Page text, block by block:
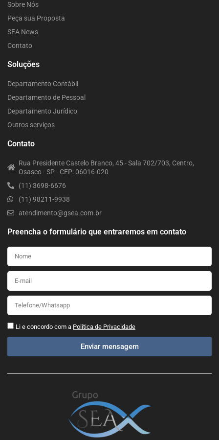
Sobre Nós
Peça sua Proposta
SEA News
Contato
Soluções
Departamento Contábil
Departamento de Pessoal
Departamento Jurídico
Outros serviços
Contato
Rua Presidente Castelo Branco, 45 - Sala 702/703, Centro,
Osasco - SP - CEP: 06016-020
(11) 3698-6676
(11) 98211-9938
atendimento@gsea.com.br
Preencha o formulário que entraremos em contato
Li e concordo com a Política de Privacidade
Enviar mensagem